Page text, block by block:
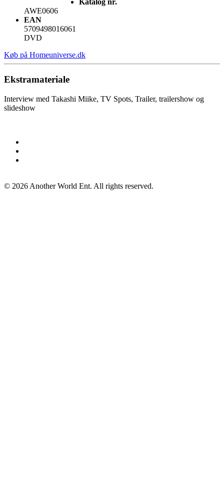
Katalog nr.
AWE0606
EAN
5709498016061
DVD
Køb på Homeuniverse.dk
Ekstramateriale
Interview med Takashi Miike, TV Spots, Trailer, trailershow og
slideshow
© 2026 Another World Ent. All rights reserved.